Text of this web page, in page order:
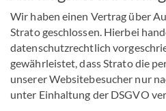
Wir haben einen Vertrag über
Strato geschlossen. Hierbei
datenschutzrechtlich
gewährleistet, dass Strato die
unserer Websitebesucher nur
unter Einhaltung der DSGVO